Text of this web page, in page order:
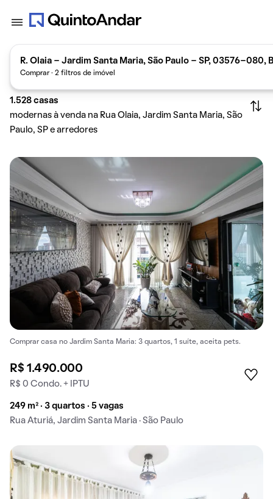
R. Olaia - Jardim Santa Maria, São Paulo - SP, 03576-080,
Comprar · 2 filtros de imóvel
1.528 casas
modernas à venda na Rua Olaia, Jardim Santa Maria, São
Paulo, SP e arredores
Comprar casa no Jardim Santa Maria: 3 quartos, 1 suíte, aceita pets.
R$ 1.490.000
R$ 0 Condo. + IPTU
249 m² · 3 quartos · 5 vagas
Rua Aturiá, Jardim Santa Maria · São Paulo